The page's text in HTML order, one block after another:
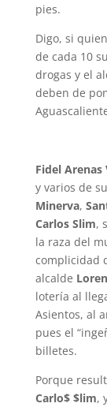
pies.
Digo, si
de cada 10
drogas y el
deben de
Fidel Arenas
y varios de
Minerva,
Carlos Slim,
la raza del
complicidad
alcalde
lotería al
Asientos, al
pues el
billetes.
Porque
Carlo$ $lim,